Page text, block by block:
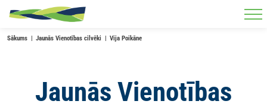
Skip to main content
Sākums Jaunās Vienotības cilvēki Vija Poikāne
Jaunās Vienotības